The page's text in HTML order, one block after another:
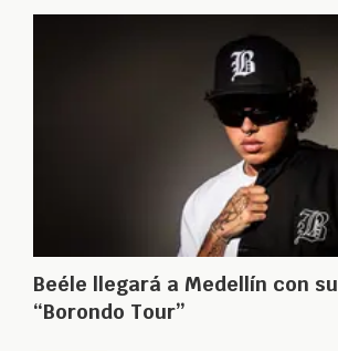
Beéle llegará a Medellín con su
“Borondo Tour”